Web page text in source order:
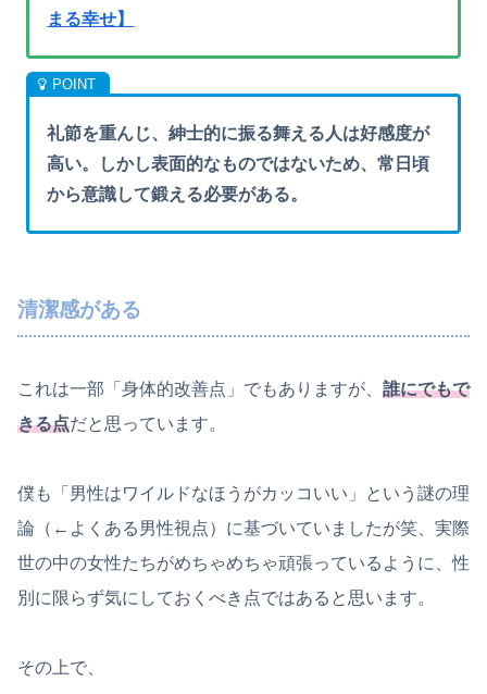
まる幸せ】
礼節を重んじ、紳士的に振る舞える人は好感度が
高い。しかし表面的なものではないため、常日頃
から意識して鍛える必要がある。
清潔感がある
これは一部「身体的改善点」でもありますが、 誰にでもで
きる点だと思っています。
僕も「男性はワイルドなほうがカッコいい」という謎の理
論（←よくある男性視点）に基づいていましたが笑、実際
世の中の女性たちがめちゃめちゃ頑張っているように、性
別に限らず気にしておくべき点ではあると思います。
その上で、